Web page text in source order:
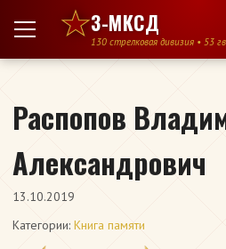
Перейти к содержимому
3-МКСД
130 стрелковая дивизия • 53
Распопов
Александрович
13.10.2019
Категории: Книга памяти